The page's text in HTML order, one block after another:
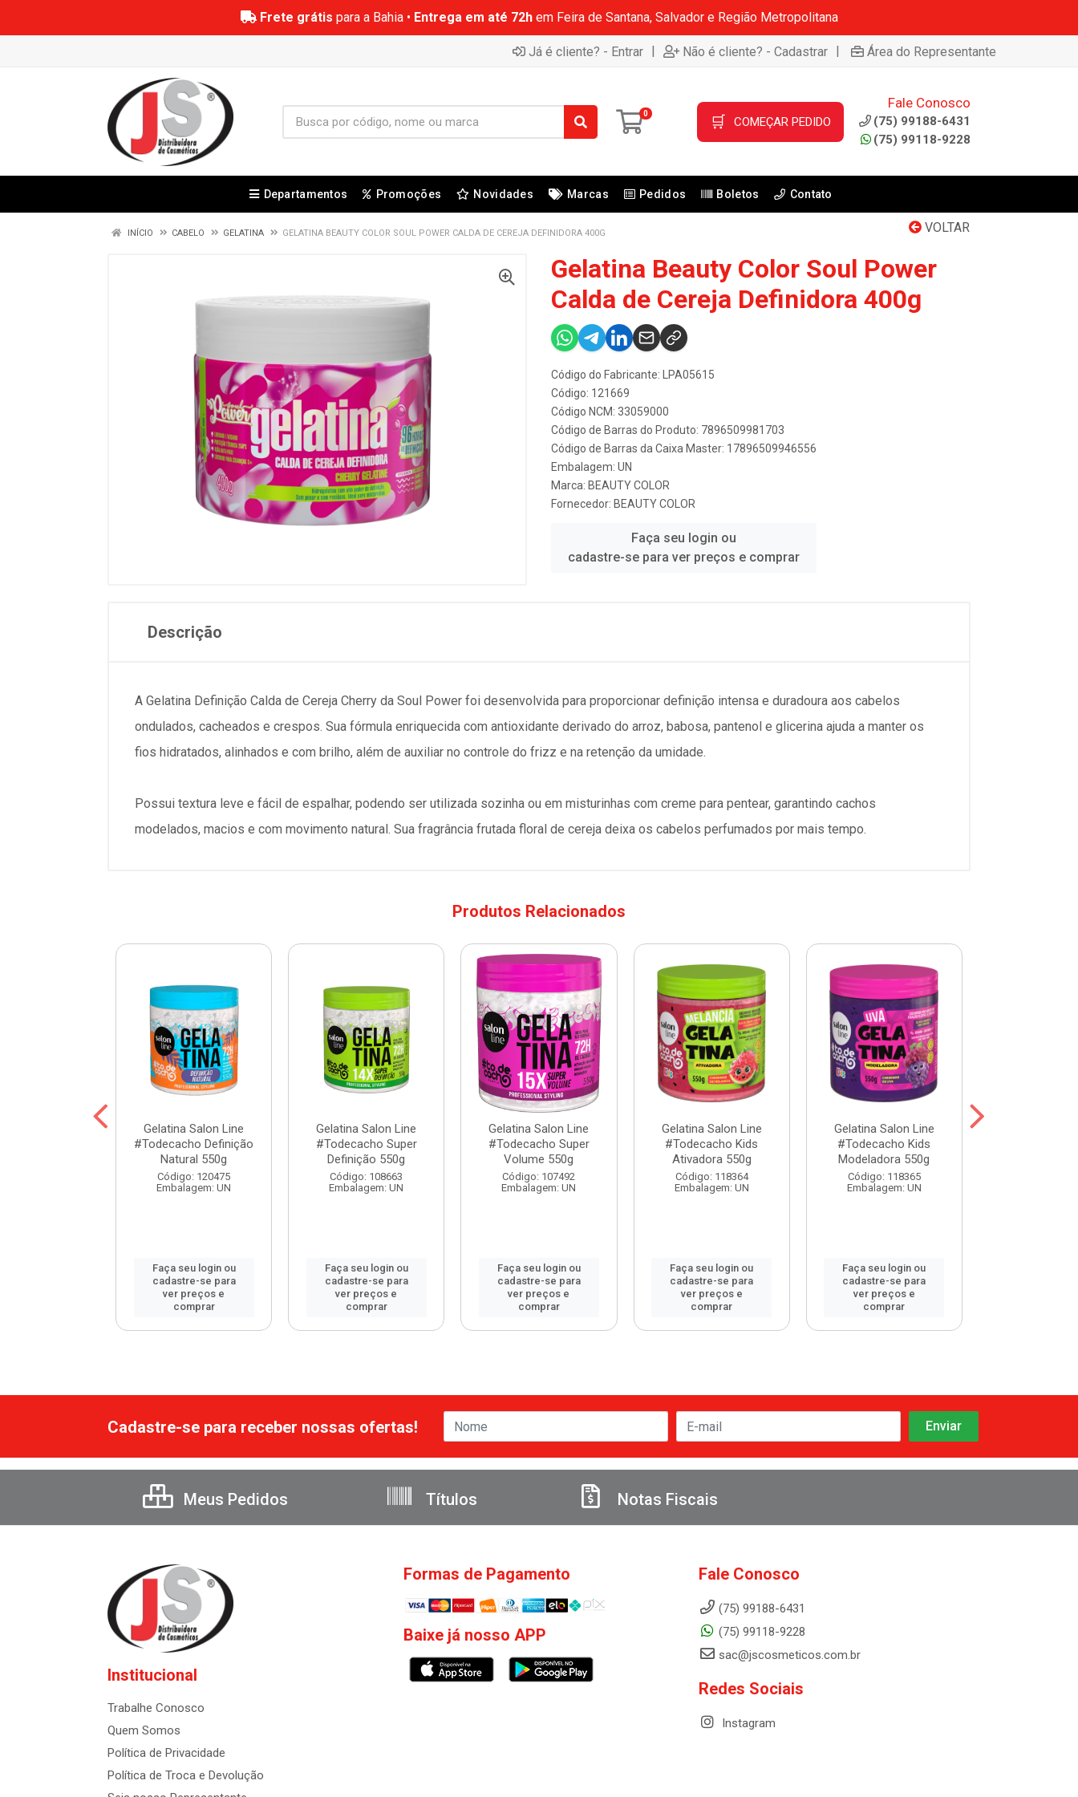
Frete grátis para a Bahia • Entrega em até 72hem Feira de Santana, Salvador e Região Metropolitana
Já é cliente? - Entrar | Não é cliente? - Cadastrar | Área do Representante
0 🛒 COMEÇAR PEDIDO
Fale Conosco
(75) 99188-6431
(75) 99118-9228
Departamentos Promoções Novidades Marcas Pedidos Boletos Contato
VOLTAR
INÍCIO CABELO GELATINA GELATINA BEAUTY COLOR SOUL POWER CALDA DE CEREJA DEFINIDORA 400G
Gelatina Beauty Color Soul Power
Calda de Cereja Definidora 400g
Código do Fabricante: LPA05615
Código: 121669
Código NCM: 33059000
Código de Barras do Produto: 7896509981703
Código de Barras da Caixa Master: 17896509946556
Embalagem: UN
Marca: BEAUTY COLOR
Fornecedor: BEAUTY COLOR
Faça seu login ou
cadastre-se para ver preços e comprar
Descrição
A Gelatina Definição Calda de Cereja Cherry da Soul Power foi desenvolvida para proporcionar definição intensa e duradoura aos cabelos
ondulados, cacheados e crespos. Sua fórmula enriquecida com antioxidante derivado do arroz, babosa, pantenol e glicerina ajuda a manter os
fios hidratados, alinhados e com brilho, além de auxiliar no controle do frizz e na retenção da umidade.
Possui textura leve e fácil de espalhar, podendo ser utilizada sozinha ou em misturinhas com creme para pentear, garantindo cachos
modelados, macios e com movimento natural. Sua fragrância frutada floral de cereja deixa os cabelos perfumados por mais tempo.
Produtos Relacionados
Gelatina Salon Line
#Todecacho Definição
Natural 550g
Código: 120475
Embalagem: UN
Faça seu login ou
cadastre-se para
ver preços e
comprar
Gelatina Salon Line
#Todecacho Super
Definição 550g
Código: 108663
Embalagem: UN
Faça seu login ou
cadastre-se para
ver preços e
comprar
Gelatina Salon Line
#Todecacho Super
Volume 550g
Código: 107492
Embalagem: UN
Faça seu login ou
cadastre-se para
ver preços e
comprar
Gelatina Salon Line
#Todecacho Kids
Ativadora 550g
Código: 118364
Embalagem: UN
Faça seu login ou
cadastre-se para
ver preços e
comprar
Gelatina Salon Line
#Todecacho Kids
Modeladora 550g
Código: 118365
Embalagem: UN
Faça seu login ou
cadastre-se para
ver preços e
comprar
Cadastre-se para receber nossas ofertas!
Meus Pedidos Títulos Notas Fiscais
Institucional
Trabalhe Conosco
Quem Somos
Política de Privacidade
Política de Troca e Devolução
Formas de Pagamento
Baixe já nosso APP
Fale Conosco
(75) 99188-6431
(75) 99118-9228
sac@jscosmeticos.com.br
Redes Sociais
Instagram